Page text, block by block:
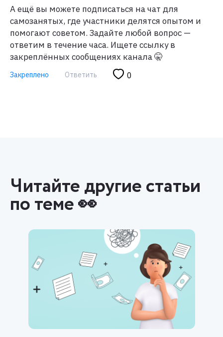
А ещё вы можете подписаться на чат для
самозанятых, где участники делятся опытом и
помогают советом. Задайте любой вопрос —
ответим в течение часа. Ищете ссылку в
закреплённых сообщениях канала 🤫
Закреплено Ответить 0
Читайте другие статьи
по теме 👀